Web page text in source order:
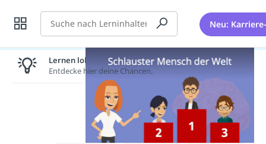
Suche Neu:
Lernen lohnt sich!
Entdecke hier deine Chancen.